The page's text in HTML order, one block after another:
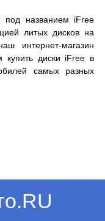
под названием iFree
литых дисков на
интернет-магазин
купить диски iFree в
самых разных